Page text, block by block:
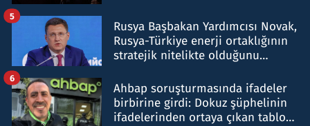
Rusya Başbakan Yardımcısı Novak,
Rusya-Türkiye enerji ortaklığının
stratejik nitelikte olduğunu
5
Ahbap soruşturmasında ifadeler
birbirine girdi: Dokuz şüphelinin
ifadelerinden ortaya çıkan tablo
6